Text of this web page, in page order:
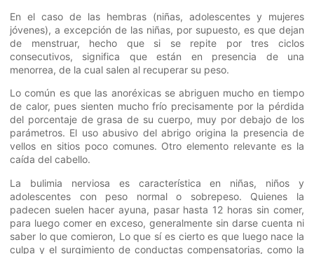
En el caso de las hembras (niñas, adolescentes y mujeres
jóvenes), a excepción de las niñas, por supuesto, es que dejan
de menstruar, hecho que si se repite por tres ciclos
consecutivos, significa que están en presencia de una
menorrea, de la cual salen al recuperar su peso.
Lo común es que las anoréxicas se abriguen mucho en tiempo
de calor, pues sienten mucho frío precisamente por la pérdida
del porcentaje de grasa de su cuerpo, muy por debajo de los
parámetros. El uso abusivo del abrigo origina la presencia de
vellos en sitios poco comunes. Otro elemento relevante es la
caída del cabello.
La bulimia nerviosa es característica en niñas, niños y
adolescentes con peso normal o sobrepeso. Quienes la
padecen suelen hacer ayuna, pasar hasta 12 horas sin comer,
para luego comer en exceso, generalmente sin darse cuenta ni
saber lo que comieron, Lo que sí es cierto es que luego nace la
culpa y el surgimiento de conductas compensatorias, como la